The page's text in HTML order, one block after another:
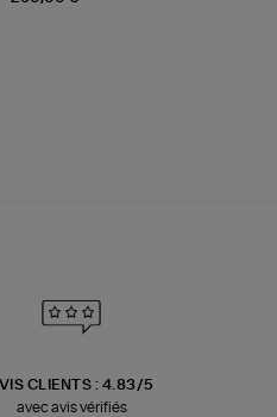
CLIENTS : 4.83/5
avec avis vérifiés